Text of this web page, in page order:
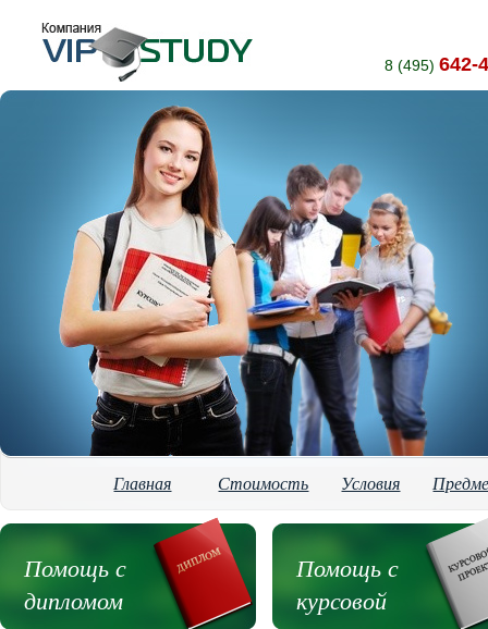
8 (495) 642-
Главная Стоимость Условия
Помощь с
дипломом
Помощь с
курсовой